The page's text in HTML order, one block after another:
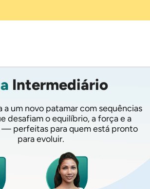
Intermediário
a um novo patamar com sequências
desafiam o equilíbrio, a força e a
— perfeitas para quem está pronto
para evoluir.